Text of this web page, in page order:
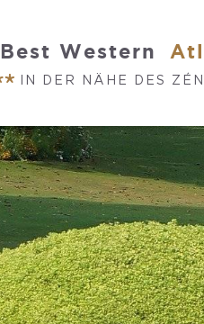
Best Western
IN DER NÄHE DES